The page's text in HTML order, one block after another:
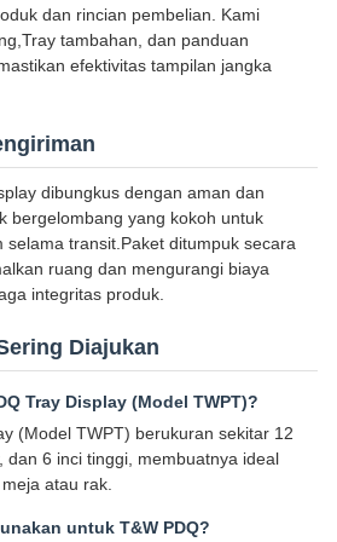
dan rincian pembelian. Kami
tambahan, dan panduan
efektivitas tampilan jangka
dibungkus dengan aman dan
bergelombang yang kokoh untuk
selama transit.Paket ditumpuk secara
ruang dan mengurangi biaya
integritas produk.
Diajukan
Tray Display (Model TWPT)?
(Model TWPT) berukuran sekitar 12
dan 6 inci tinggi, membuatnya ideal
atau rak.
untuk T&W PDQ?